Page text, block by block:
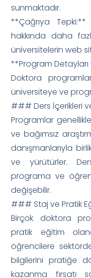
sunmaktadır.
**Çağrıya Tepki:**
hakkında daha
üniversitelerin web
**Program
Doktora
üniversiteye ve
### Ders İçerikleri ve
Programlar
ve bağımsız
danışmanlarıyla
ve yürütürler.
programa ve
değişebilir.
### Staj ve Pratik
Birçok doktora
pratik eğitim
öğrencilere
bilgilerini pratiğe
kazanma fırsatı